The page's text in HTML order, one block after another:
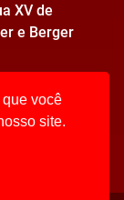
XV de
e Berger
você
site.